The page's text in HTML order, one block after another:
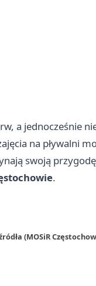
a jednocześnie
na pływalni
swoją
.
(MOSiR